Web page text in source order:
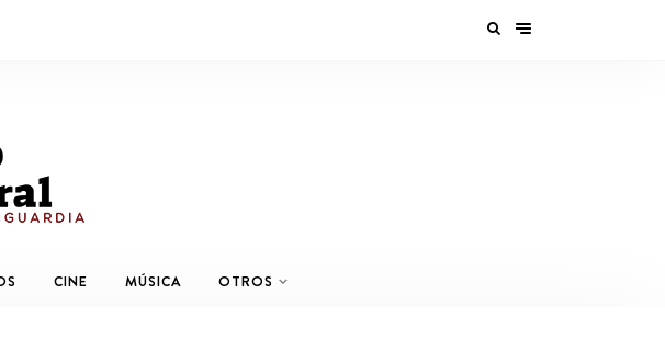
CINE MÚSICA OTROS